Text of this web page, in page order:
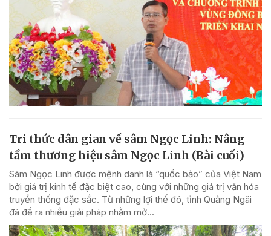
Tri thức dân gian về sâm Ngọc Linh: Nâng
tầm thương hiệu sâm Ngọc Linh (Bài cuối)
Sâm Ngọc Linh được mệnh danh là “quốc bảo” của Việt Nam
bởi giá trị kinh tế đặc biệt cao, cùng với những giá trị văn hóa
truyền thống đặc sắc. Từ những lợi thế đó, tỉnh Quảng Ngãi
đã đề ra nhiều giải pháp nhằm mở...